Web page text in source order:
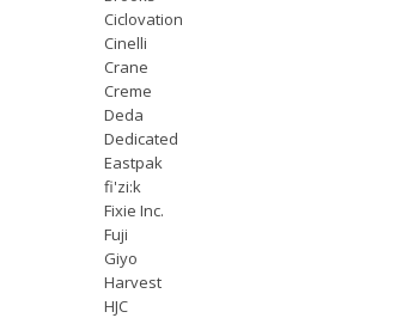
Ciclovation
Cinelli
Crane
Creme
Deda
Dedicated
Eastpak
fi'zi:k
Fixie Inc.
Fuji
Giyo
Harvest
HJC